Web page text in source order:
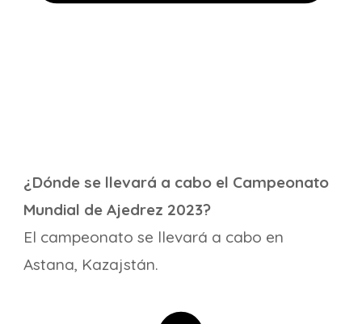
¿Dónde se llevará a cabo el Campeonato
Mundial de Ajedrez 2023?
El campeonato se llevará a cabo en
Astana, Kazajstán.